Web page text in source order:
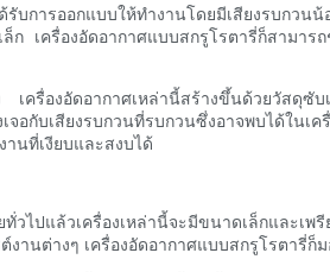
การออกแบบให้ทำงานโดยมีเสียงรบกว
ครื่องอัดอากาศแบบสกรูโรตารี่ก็สามาร
ครื่องอัดอากาศเหล่านี้สร้างขึ้นด้วยวัสดุ
กับเสียงรบกวนที่รบกวนซึ่งอาจพบได้ในเ
นที่เงียบและสงบได้
แล้วเครื่องเหล่านี้จะมีขนาดเล็กและเพ
านต่างๆ เครื่องอัดอากาศแบบสกรูโรตารี่